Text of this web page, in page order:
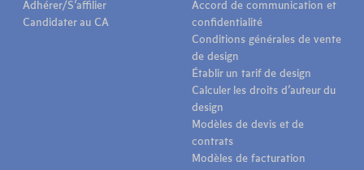
Adhérer/S’affilier
Candidater au CA
Accord de communication et
confidentialité
Conditions générales de vente
de design
Établir un tarif de design
Calculer les droits d’auteur du
design
Modèles de devis et de
contrats
Modèles de facturation